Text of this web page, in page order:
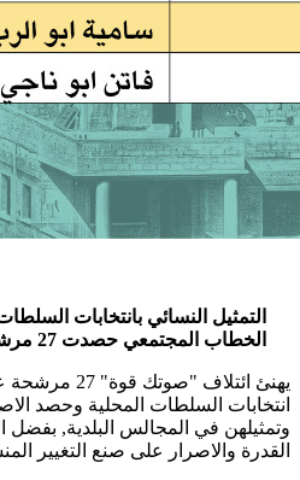
التمثيل النسائي بانتخابات
الخطاب المجتمعي حصدت 27 مرشحة, بينهن 7 رئيسات قوائم
يهنئ ائتلاف
انتخابات السلطات المحلية وحصد
وتمثيلهن في المجالس البلدية, بفضل
القدرة والاصرار على صنع التغيير